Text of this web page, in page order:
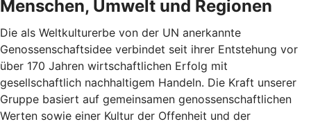
Menschen, Umwelt und Regionen
Die als Weltkulturerbe von der UN anerkannte
Genossenschaftsidee verbindet seit ihrer Entstehung vor
über 170 Jahren wirtschaftlichen Erfolg mit
gesellschaftlich nachhaltigem Handeln. Die Kraft unserer
Gruppe basiert auf gemeinsamen genossenschaftlichen
Werten sowie einer Kultur der Offenheit und der